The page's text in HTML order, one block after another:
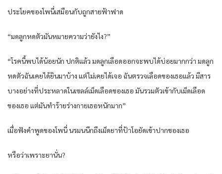
ประโยคของโพนี่เสมือนกับถูกสายฟ้าฟาด
“มดลูกหดตัวมันหมายความว่ายังไง?”
“โรคนี้พบได้น้อยนัก ปกติแล้ว มดลูกเลือดออกจะพบได้บ่อยมากกว่า มดลูก
หดตัวฉันเคยได้ยินมาบ้าง แต่ไม่เคยได้เจอ ฉันตรวจเลือดของเธอแล้ว มีสาร
บางอย่างที่ประหลาดในเซลล์เม็ดเลือดของเธอ มันรวมตัวเข้ากับเม็ดเลือด
ของเธอ แต่มันทำร้ายร่างกายเธอหนักมาก”
เมื่อฟังคำพูดของโพนี่ นรมนนึกถึงเม็ดยาที่ป้าโอยัดเข้าปากของเธอ
หรือว่าเพราะยานั่น?